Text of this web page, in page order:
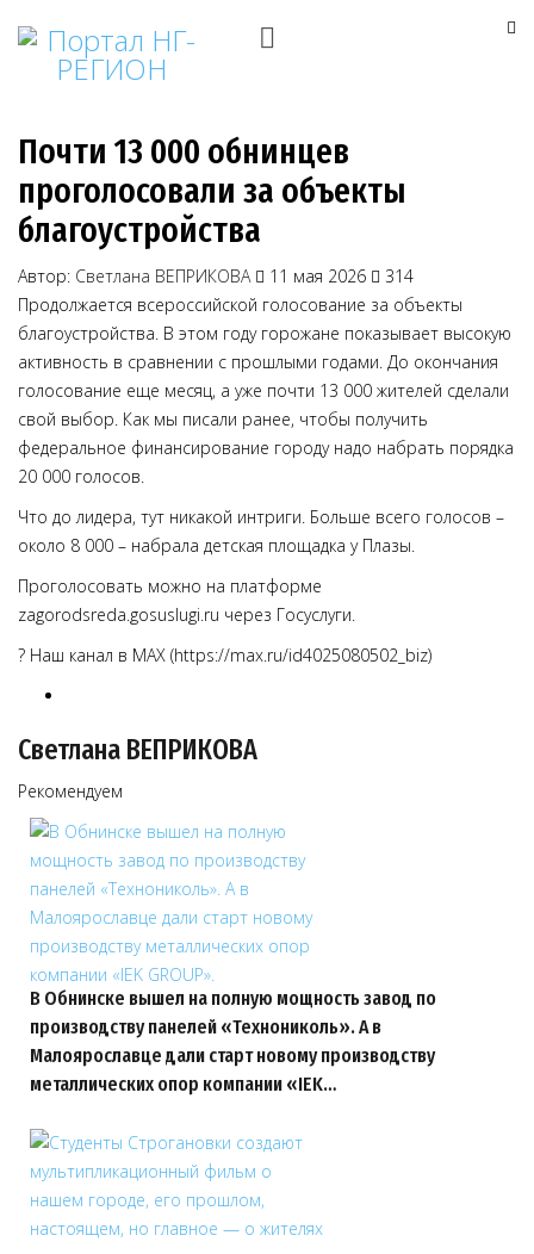
Почти 13 000 обнинцев
проголосовали за объекты
благоустройства
Автор: Светлана ВЕПРИКОВА 11 мая 2026
314
Продолжается всероссийской голосование за объекты
благоустройства. В этом году горожане показывает высокую
активность в сравнении с прошлыми годами. До окончания
голосование еще месяц, а уже почти 13 000 жителей сделали
свой выбор. Как мы писали ранее, чтобы получить
федеральное финансирование городу надо набрать порядка
20 000 голосов.
Что до лидера, тут никакой интриги. Больше всего голосов –
около 8 000 – набрала детская площадка у Плазы.
Проголосовать можно на платформе
zagorodsreda.gosuslugi.ru через Госуслуги.
? Наш канал в MAX (https://max.ru/id4025080502_biz)
Светлана ВЕПРИКОВА
Рекомендуем
В Обнинске вышел на полную мощность завод по
производству панелей «Технониколь». А в
Малоярославце дали старт новому производству
металлических опор компании «IEK…